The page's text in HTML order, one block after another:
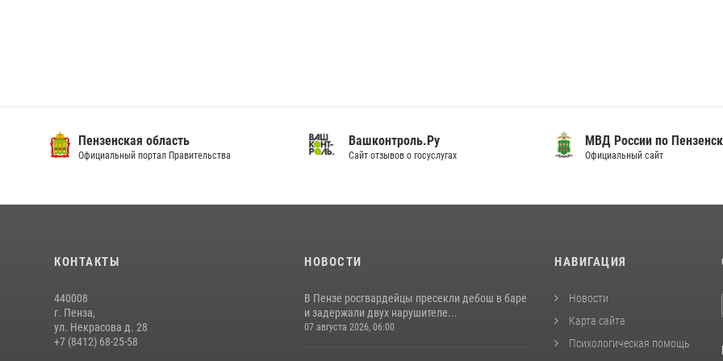
Пензенская область
Официальный портал Правительства
Вашконтроль.Ру
Сайт отзывов о госуслугах
МВД России по
Официальный сайт
КОНТАКТЫ
440008
г. Пенза,
ул. Некрасова д. 28
+7 (8412) 68-25-58
НОВОСТИ
В Пензе росгвардейцы пресекли дебош в баре
и задержали двух нарушителе...
07 августа 2026, 06:00
НАВИГАЦИЯ
Новости
Карта сайта
Психологическая помощь